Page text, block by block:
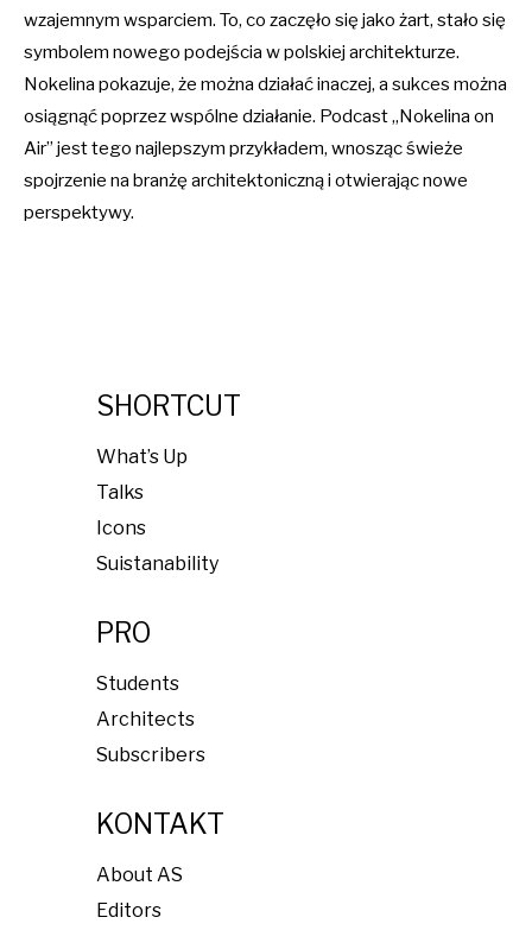
wzajemnym wsparciem. To, co zaczęło się jako żart, stało się
symbolem nowego podejścia w polskiej architekturze.
Nokelina pokazuje, że można działać inaczej, a sukces można
osiągnąć poprzez wspólne działanie. Podcast „Nokelina on
Air” jest tego najlepszym przykładem, wnosząc świeże
spojrzenie na branżę architektoniczną i otwierając nowe
perspektywy.
SHORTCUT
What’s Up
Talks
Icons
Suistanability
PRO
Students
Architects
Subscribers
KONTAKT
About AS
Editors